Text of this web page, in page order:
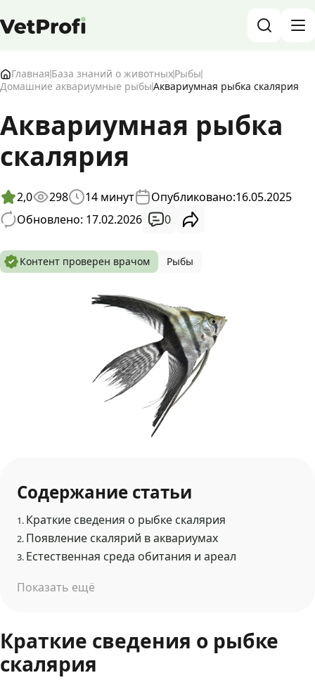
База знаний о животных и ветеринарии
Главная База знаний о животныхРыбы
Домашние аквариумные рыбыАквариумная рыбка скалярия
Аквариумная рыбка
скалярия
2,0 298 14 минут Опубликовано:16.05.2025
Обновлено: 17.02.2026
0
Контент проверен врачом Рыбы
Содержание статьи
1. Краткие сведения о рыбке скалярия
2. Появление скалярий в аквариумах
3. Естественная среда обитания и ареал
Показать ещё
Краткие сведения о рыбке
скалярия